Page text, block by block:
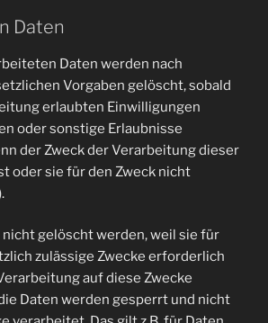
Daten
Daten werden nach
Vorgaben gelöscht, sobald
erlaubten Einwilligungen
oder sonstige Erlaubnisse
der Zweck der Verarbeitung dieser
oder sie für den Zweck nicht
gelöscht werden, weil sie für
zulässige Zwecke erforderlich
auf diese Zwecke
Daten werden gesperrt und nicht